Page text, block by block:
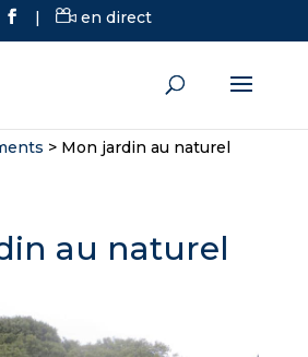
| en direct
> Mon jardin au naturel
au naturel